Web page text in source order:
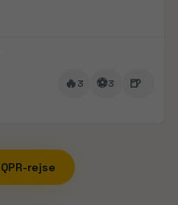
🔥3 ⚽3 🍺
QPR-rejse